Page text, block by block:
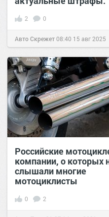
2 0
Авто Скрежет08:40 15 авг 2025
Российские
компании, о которых
слышали многие
мотоциклисты
0 2